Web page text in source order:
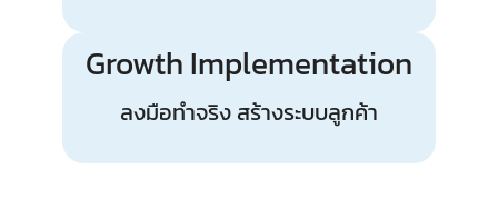
Growth Implementation
ลงมือทำจริง สร้างระบบลูกค้า